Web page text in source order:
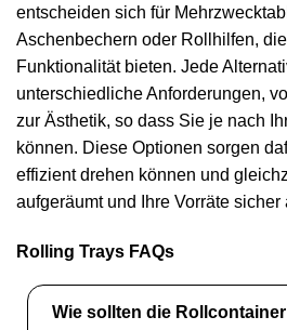
entscheiden sich für
Aschenbechern oder Rollhilfen,
Funktionalität bieten. Jede
unterschiedliche Anforderungen,
zur Ästhetik, so dass Sie je nach
können. Diese Optionen sorgen
effizient drehen können und
aufgeräumt und Ihre Vorräte sicher
Rolling Trays FAQs
Wie sollten die